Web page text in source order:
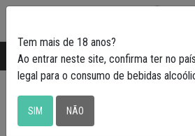
Transporte gratuito em Portugal
Tem mais de 18 anos?
Ao entrar neste site, confirma ter no
legal para o consumo de bebidas
SIM NÃO